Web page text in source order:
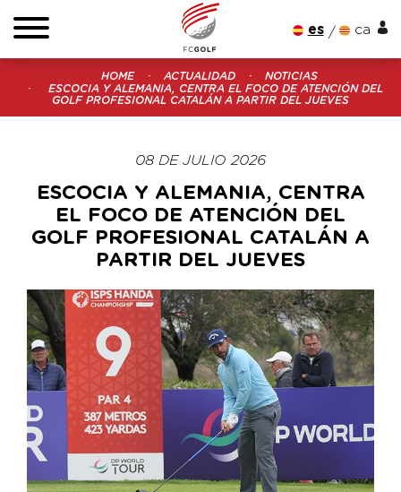
es ca
HOME ACTUALIDAD
NOTICIAS
ESCOCIA Y ALEMANIA, CENTRA EL FOCO DE ATENCIÓN DEL
GOLF PROFESIONAL CATALÁN A PARTIR DEL JUEVES
08 DE JULIO 2026
ESCOCIA Y ALEMANIA, CENTRA
EL FOCO DE ATENCIÓN DEL
GOLF PROFESIONAL CATALÁN A
PARTIR DEL JUEVES